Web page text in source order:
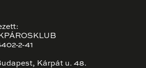
2-41
Kárpát u. 48.